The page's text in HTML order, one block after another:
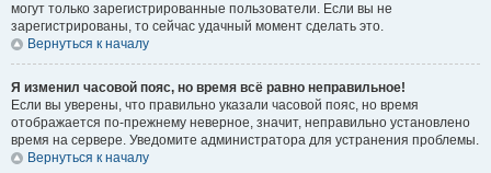
могут только зарегистрированные пользователи. Если вы не
зарегистрированы, то сейчас удачный момент сделать это.
Вернуться к началу
Я изменил часовой пояс, но время всё равно неправильное!
Если вы уверены, что правильно указали часовой пояс, но время
отображается по-прежнему неверное, значит, неправильно установлено
время на сервере. Уведомите администратора для устранения проблемы.
Вернуться к началу